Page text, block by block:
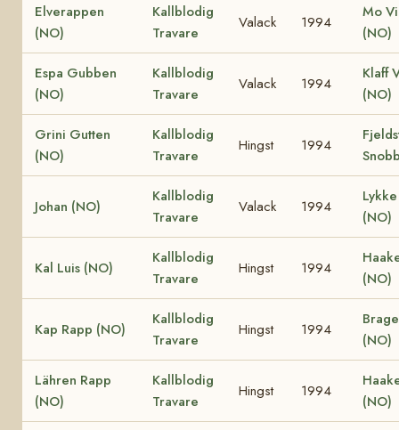
Elverappen
(NO)
Kallblodig
Travare
Valack 1994
Mo
(NO)
Espa Gubben
(NO)
Kallblodig
Travare
Valack 1994
Klaff
(NO)
Grini Gutten
(NO)
Kallblodig
Travare
Hingst 1994
Johan (NO)
Kallblodig
Travare
Valack 1994
(NO)
Kal Luis (NO)
Kallblodig
Travare
Hingst 1994
(NO)
Kap Rapp (NO)
Kallblodig
Travare
Hingst 1994
(NO)
Lähren Rapp
(NO)
Kallblodig
Travare
Hingst 1994
(NO)